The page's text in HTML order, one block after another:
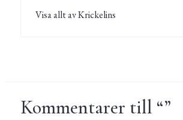
Visa allt av Krickelins
Kommentarer till “”